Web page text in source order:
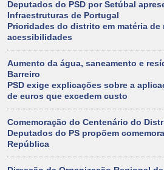
Deputados do PSD por Setúbal
Infraestruturas de Portugal
Prioridades do distrito em matéria de
acessibilidades
Aumento da água, saneamento e
Barreiro
PSD exige explicações sobre a
de euros que excedem custo
Comemoração do Centenário do
Deputados do PS propõem
República